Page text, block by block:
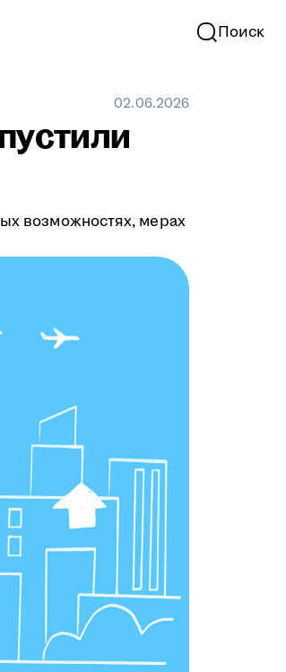
Поиск
02.06.2026
возможностях, мерах